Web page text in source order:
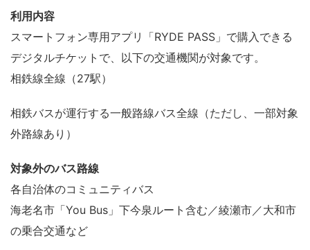
利用内容
スマートフォン専用アプリ「RYDE PASS」で購入できる
デジタルチケットで、以下の交通機関が対象です。
相鉄線全線（27駅）
相鉄バスが運行する一般路線バス全線（ただし、一部対象
外路線あり）
対象外のバス路線
各自治体のコミュニティバス
海老名市「You Bus」下今泉ルート含む／綾瀬市／大和市
の乗合交通など